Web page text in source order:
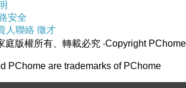
安全
人聯絡 徵才
庭版權所有、轉載必究 ‧Copyright PChome
PChome are trademarks of PChome